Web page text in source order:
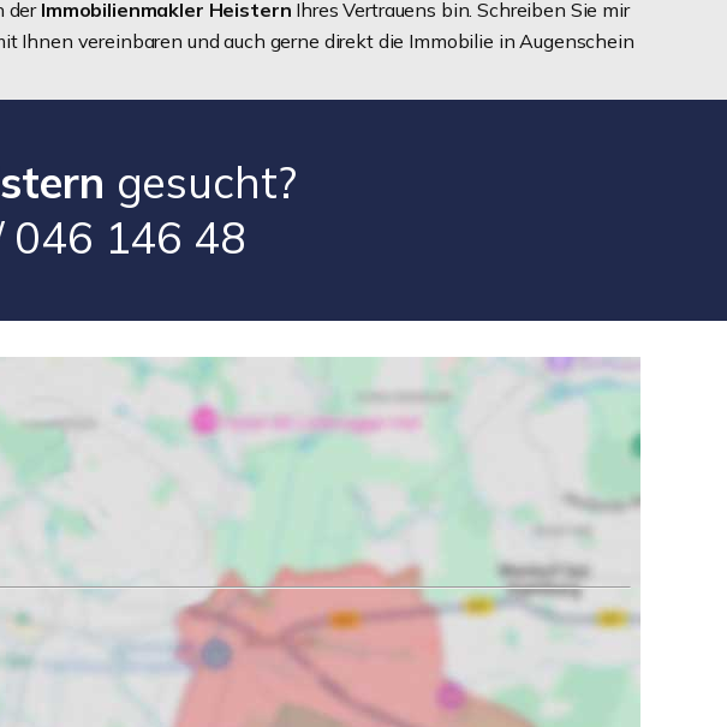
der Immobilienmakler Heistern Ihres Vertrauens bin. Schreiben Sie mir
Ihnen vereinbaren und auch gerne direkt die Immobilie in Augenschein
gesucht?
046 146 48